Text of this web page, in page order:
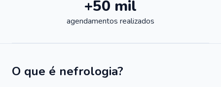
+50 mil
agendamentos realizados
O que é nefrologia?